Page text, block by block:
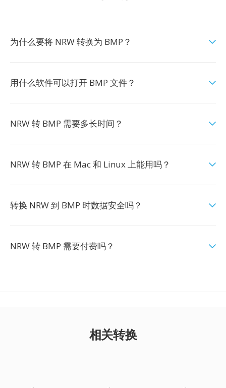
为什么要将 NRW 转换为 BMP？
用什么软件可以打开 BMP 文件？
NRW 转 BMP 需要多长时间？
NRW 转 BMP 在 Mac 和 Linux 上能用吗？
转换 NRW 到 BMP 时数据安全吗？
NRW 转 BMP 需要付费吗？
相关转换